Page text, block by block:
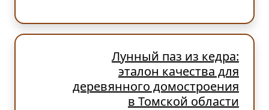
Лунный паз из кедра:
эталон качества для
деревянного домостроения
в Томской области